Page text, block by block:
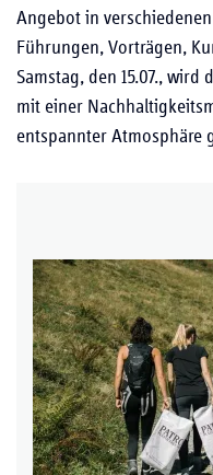
Angebot in
Führungen, Vorträgen,
Samstag, den 15.07.,
mit einer
entspannter Atmosphäre